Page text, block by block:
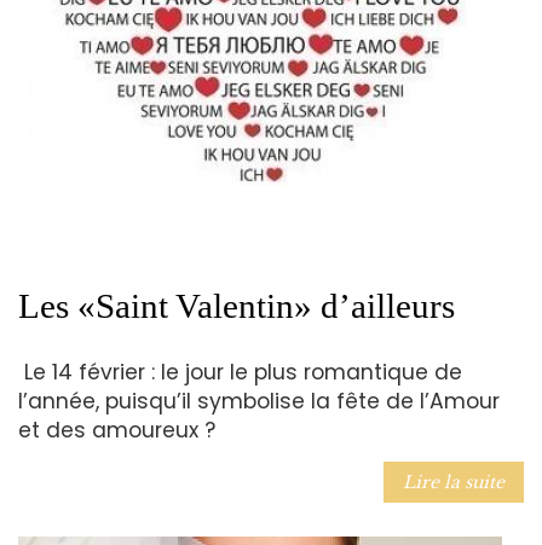
Les «Saint Valentin» d’ailleurs
Le 14 février : le jour le plus romantique de
l’année, puisqu’il symbolise la fête de l’Amour
et des amoureux ?
Lire la suite